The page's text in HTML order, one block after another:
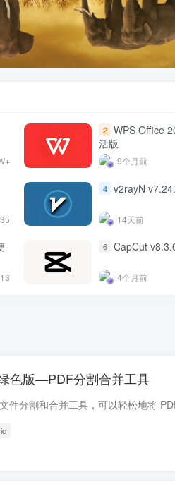
2 WPS Office
活版
9个月前
4 v2rayN
14天前
6 CapCut
4个月前
色版—PDF分割合并工具